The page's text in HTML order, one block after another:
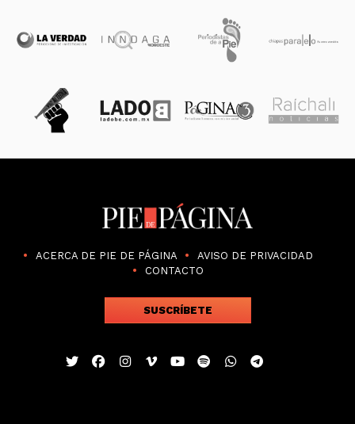
ACERCA DE PIE DE PÁGINA
AVISO DE PRIVACIDAD
CONTACTO
SUSCRÍBETE